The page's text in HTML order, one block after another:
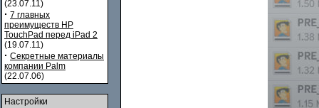
(23.07.11)
· 7 главных
преимуществ HP
TouchPad перед iPad 2
(19.07.11)
· Секретные материалы
компании Palm
(22.07.06)
Настройки